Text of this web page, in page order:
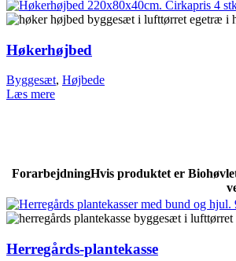
Høkerhøjbed
Byggesæt, Højbede
Læs mere
ForarbejdningHvis produktet er
Herregårds-plantekasse